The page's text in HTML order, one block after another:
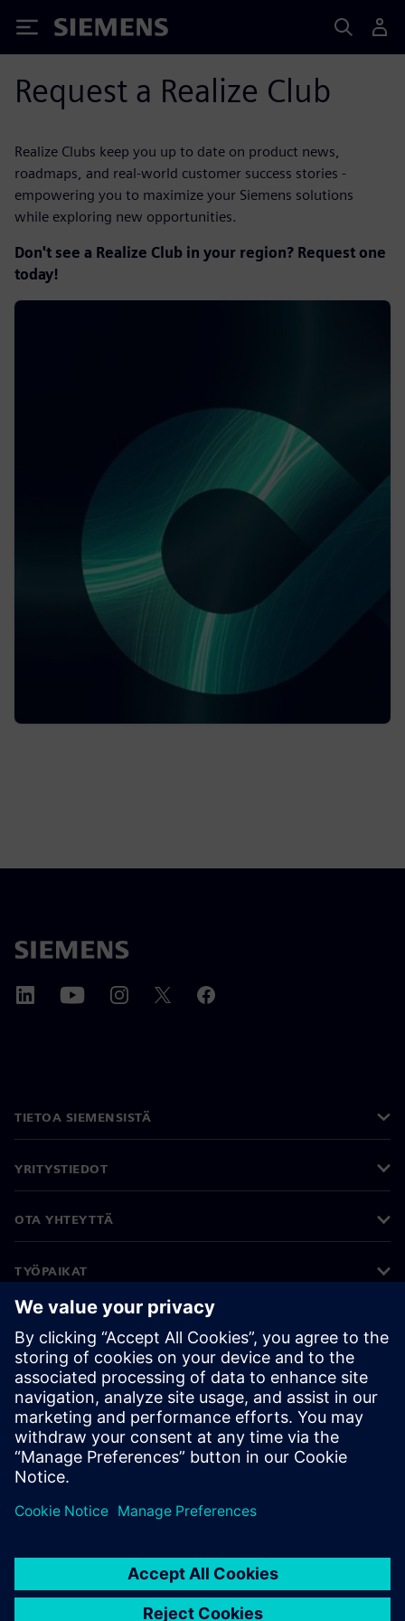
Siemens
Request a Realize Club
Realize Clubs keep you up to date on product news,
roadmaps, and real-world customer success stories -
empowering you to maximize your Siemens solutions
while exploring new opportunities.
Don't see a Realize Club in your region? Request one
today!
TIETOA SIEMENSISTÄ
YRITYSTIEDOT
OTA YHTEYTTÄ
TYÖPAIKAT
©Siemens 2026
Yritystiedot
Tietosuojailmoitus
Evästekäytäntö
Käyttöehdot
Digitaalinen tunnus
Väärinkäytösten paljastaminen